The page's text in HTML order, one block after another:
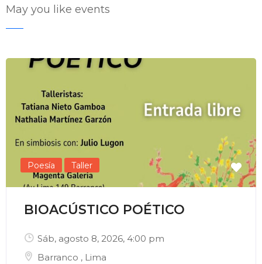
Enviar Correo
May you like events
Poesía Taller
BIOACÚSTICO POÉTICO
Sáb, agosto 8, 2026, 4:00 pm
Barranco , Lima